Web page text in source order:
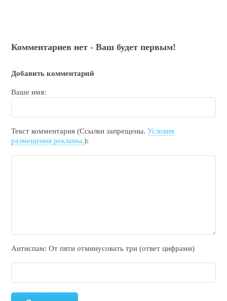
Комментариев нет - Ваш будет первым!
Добавить комментарий
Ваше имя:
Текст комментария (Ссылки запрещены.Условия
размещения рекламы.):
Антиспам: От пяти отминycовать тpи (ответ цифрами)